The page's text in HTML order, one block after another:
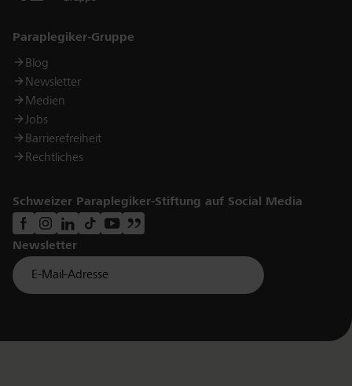
Links
Paraplegiker-Gruppe
Blog
Newsletter
Medien
Jobs
Barrierefreiheit
Rechtliches
Schweizer Paraplegiker-Stiftung auf Social Media
Newsletter
Für Newsletter der Paraplegiker Stiftung anmelden